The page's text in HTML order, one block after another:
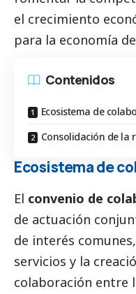
el crecimiento
para la economía
Contenidos
Ecosistema de
Consolidación de la
Ecosistema de
El convenio de
de actuación
de interés
servicios y la
colaboración entre